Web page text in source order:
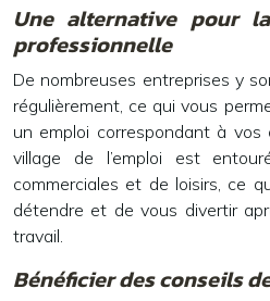
Une alternative pour
professionnelle
De nombreuses entreprises y
régulièrement, ce qui vous
un emploi correspondant à vos
village de l’emploi est
commerciales et de loisirs, ce
détendre et de vous divertir
travail.
Bénéficier des conseils